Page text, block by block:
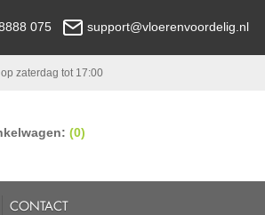
075 support@vloerenvoordelig.nl
zaterdag tot 17:00
(0)
CONTACT